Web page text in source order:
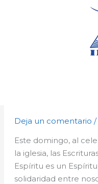
Deja un comentario /
Este domingo, al
la iglesia, las
Espíritu es un
solidaridad entre